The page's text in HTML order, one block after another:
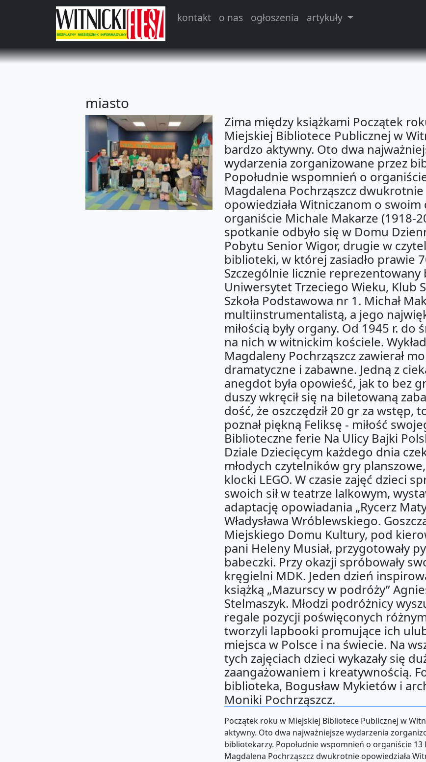
kontakt o nas ogłoszenia artykuły
miasto
Zima między książkami Początek
Miejskiej Bibliotece Publicznej w
bardzo aktywny. Oto dwa
wydarzenia zorganizowane przez
Popołudnie wspomnień o
Magdalena Pochrząszcz dwukrotnie
opowiedziała Witniczanom o swoim
organiście Michale Makarze (1918-
spotkanie odbyło się w Domu
Pobytu Senior Wigor, drugie w
biblioteki, w której zasiadło prawie
Szczególnie licznie reprezentowany
Uniwersytet Trzeciego Wieku, Klub
Szkoła Podstawowa nr 1. Michał
multiinstrumentalistą, a jego
miłością były organy. Od 1945 r. do
na nich w witnickim kościele. Wykład
Magdaleny Pochrząszcz zawierał
dramatyczne i zabawne. Jedną z
anegdot była opowieść, jak to bez
duszy wkręcił się na biletowaną
dość, że oszczędził 20 gr za wstęp,
poznał piękną Feliksę - miłość
Biblioteczne ferie Na Ulicy Bajki
Dziale Dziecięcym każdego dnia
młodych czytelników gry
klocki LEGO. W czasie zajęć dzieci
swoich sił w teatrze lalkowym,
adaptację opowiadania „Rycerz
Władysława Wróblewskiego.
Miejskiego Domu Kultury, pod
pani Heleny Musiał, przygotowały
babeczki. Przy okazji spróbowały
kręgielni MDK. Jeden dzień
książką „Mazurscy w podróży”
Stelmaszyk. Młodzi podróżnicy
regale pozycji poświęconych
tworzyli lapbooki promujące ich
miejsca w Polsce i na świecie. Na
tych zajęciach dzieci wykazały się
zaangażowaniem i kreatywnością.
biblioteka, Bogusław Mykietów i
Moniki Pochrząszcz.
Początek roku w Miejskiej Bibliotece Publicznej w
aktywny. Oto dwa najważniejsze wydarzenia
bibliotekarzy. Popołudnie wspomnień o organiście 13
Magdalena Pochrząszcz dwukrotnie opowiedziała